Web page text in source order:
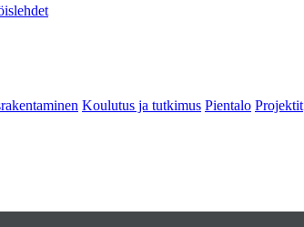
Koulutus ja tutkimus Pientalo Projektit